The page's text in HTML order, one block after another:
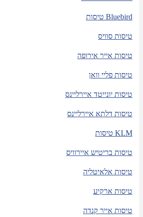
טיסות Bluebird
טיסות סוויס
טיסות אייר אירופה
טיסות פליי וואן
טיסות יונייטד איירליינס
טיסות דלתא איירליינס
טיסות KLM
טיסות בריטיש איירוויס
טיסות אלאיטליה
טיסות ארקיע
טיסות אייר קנדה